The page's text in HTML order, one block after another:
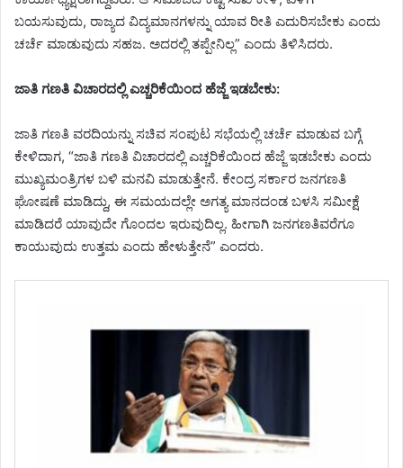
ಬಯಸುವುದು, ರಾಜ್ಯದ ವಿದ್ಯಮಾನಗಳನ್ನು ಯಾವ ರೀತಿ ಎದುರಿಸಬೇಕು ಎಂದು
ಚರ್ಚೆ ಮಾಡುವುದು ಸಹಜ. ಅದರಲ್ಲಿ ತಪ್ಪೇನಿಲ್ಲ” ಎಂದು ತಿಳಿಸಿದರು.
ಜಾತಿ ಗಣತಿ ವಿಚಾರದಲ್ಲಿ ಎಚ್ಚರಿಕೆಯಿಂದ ಹೆಜ್ಜೆ ಇಡಬೇಕು:
ಜಾತಿ ಗಣತಿ ವರದಿಯನ್ನು ಸಚಿವ ಸಂಪುಟ ಸಭೆಯಲ್ಲಿ ಚರ್ಚೆ ಮಾಡುವ ಬಗ್ಗೆ
ಕೇಳಿದಾಗ, “ಜಾತಿ ಗಣತಿ ವಿಚಾರದಲ್ಲಿ ಎಚ್ಚರಿಕೆಯಿಂದ ಹೆಜ್ಜೆ ಇಡಬೇಕು ಎಂದು
ಮುಖ್ಯಮಂತ್ರಿಗಳ ಬಳಿ ಮನವಿ ಮಾಡುತ್ತೇನೆ. ಕೇಂದ್ರ ಸರ್ಕಾರ ಜನಗಣತಿ
ಘೋಷಣೆ ಮಾಡಿದ್ದು, ಈ ಸಮಯದಲ್ಲೇ ಅಗತ್ಯ ಮಾನದಂಡ ಬಳಸಿ ಸಮೀಕ್ಷೆ
ಮಾಡಿದರೆ ಯಾವುದೇ ಗೊಂದಲ ಇರುವುದಿಲ್ಲ. ಹೀಗಾಗಿ ಜನಗಣತಿವರೆಗೂ
ಕಾಯುವುದು ಉತ್ತಮ ಎಂದು ಹೇಳುತ್ತೇನೆ” ಎಂದರು.